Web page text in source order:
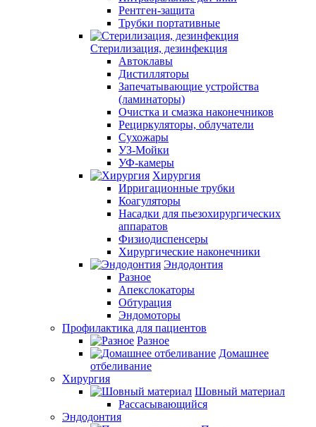
Рентген-защита
Трубки портативные
Стерилизация, дезинфекция
Автоклавы
Дистилляторы
Запечатывающие устройства
(ламинаторы)
Очистка и смазка наконечников
Рециркуляторы, облучатели
Сухожары
УЗ-Мойки
УФ-камеры
Хирургия
Ирригационные трубки
Коагуляторы
Насадки для пьезохирургических
аппаратов
Физиодиспенсеры
Хирургические наконечники
Эндодонтия
Разное
Апекслокаторы
Обтурация
Эндомоторы
Профилактика для пациентов
Разное
Домашнее
отбеливание
Хирургия
Шовный материал
Рассасывающийся
Эндодонтия